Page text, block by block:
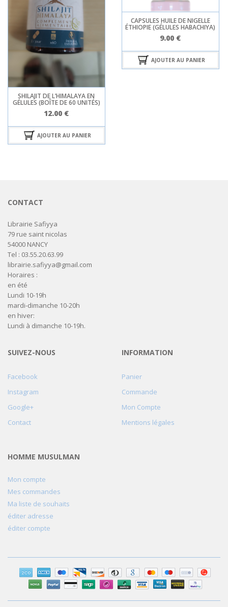
SHILAJIT DE L’HIMALAYA EN
GÉLULES (BOÎTE DE 60 UNITÉS)
12.00 €
AJOUTER AU PANIER
CAPSULES HUILE DE NIGELLE
ÉTHIOPIE (GÉLULES HABACHIYA)
9.00 €
AJOUTER AU PANIER
CONTACT
Librairie Safiyya
79 rue saint nicolas
54000 NANCY
Tel : 03.55.20.63.99
librairie.safiyya@gmail.com
Horaires :
en été
Lundi 10-19h
mardi-dimanche 10-20h
en hiver:
Lundi à dimanche 10-19h.
SUIVEZ-NOUS
Facebook
Instagram
Google+
Contact
INFORMATION
Panier
Commande
Mon Compte
Mentions légales
HOMME MUSULMAN
Mon compte
Mes commandes
Ma liste de souhaits
éditer adresse
éditer compte